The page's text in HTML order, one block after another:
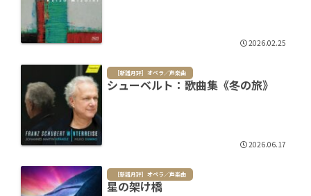
2026.02.25
［新譜月評］オペラ／声楽曲
シューベルト：歌曲集《冬の旅》
2026.06.17
［新譜月評］オペラ／声楽曲
星の架け橋